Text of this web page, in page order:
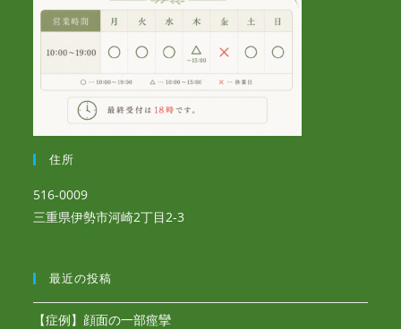
住所
516-0009
三重県伊勢市河崎2丁目2-3
最近の投稿
【症例】顔面の一部痙攣